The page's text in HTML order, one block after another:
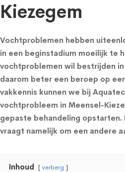
Kiezegem
Vochtproblemen hebben
in een beginstadium moeilijk te
vochtproblemen wil bestrijden
daarom beter een beroep op
vakkennis kunnen we bij
vochtprobleem in Meensel-
gepaste behandeling
vraagt namelijk om een andere
Inhoud verberg